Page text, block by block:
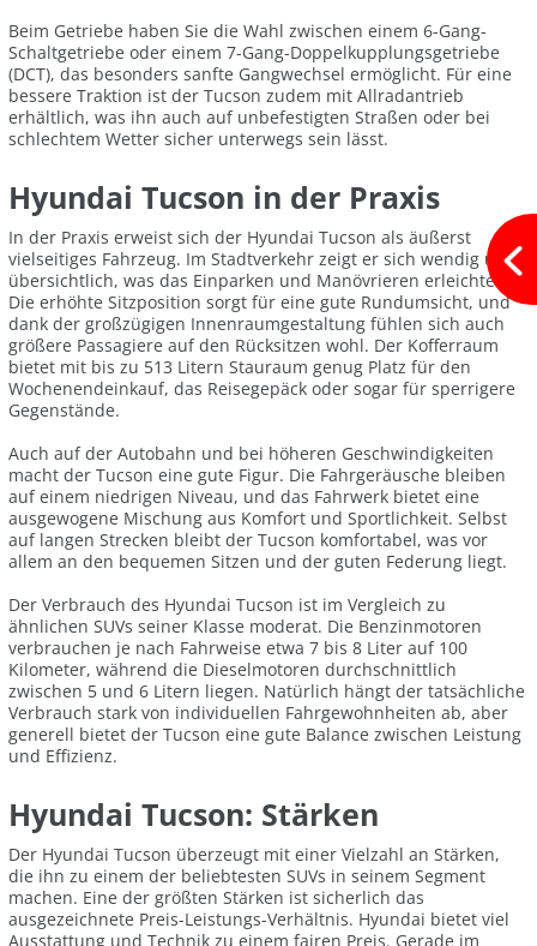
Beim Getriebe haben Sie die Wahl zwischen einem 6-Gang-
Schaltgetriebe oder einem 7-Gang-Doppelkupplungsgetriebe
(DCT), das besonders sanfte Gangwechsel ermöglicht. Für eine
bessere Traktion ist der Tucson zudem mit Allradantrieb
erhältlich, was ihn auch auf unbefestigten Straßen oder bei
schlechtem Wetter sicher unterwegs sein lässt.
Hyundai Tucson in der Praxis
In der Praxis erweist sich der Hyundai Tucson als äußerst
vielseitiges Fahrzeug. Im Stadtverkehr zeigt er sich wendig und
übersichtlich, was das Einparken und Manövrieren erleichtert.
Die erhöhte Sitzposition sorgt für eine gute Rundumsicht, und
dank der großzügigen Innenraumgestaltung fühlen sich auch
größere Passagiere auf den Rücksitzen wohl. Der Kofferraum
bietet mit bis zu 513 Litern Stauraum genug Platz für den
Wochenendeinkauf, das Reisegepäck oder sogar für sperrigere
Gegenstände.
Auch auf der Autobahn und bei höheren Geschwindigkeiten
macht der Tucson eine gute Figur. Die Fahrgeräusche bleiben
auf einem niedrigen Niveau, und das Fahrwerk bietet eine
ausgewogene Mischung aus Komfort und Sportlichkeit. Selbst
auf langen Strecken bleibt der Tucson komfortabel, was vor
allem an den bequemen Sitzen und der guten Federung liegt.
Der Verbrauch des Hyundai Tucson ist im Vergleich zu
ähnlichen SUVs seiner Klasse moderat. Die Benzinmotoren
verbrauchen je nach Fahrweise etwa 7 bis 8 Liter auf 100
Kilometer, während die Dieselmotoren durchschnittlich
zwischen 5 und 6 Litern liegen. Natürlich hängt der tatsächliche
Verbrauch stark von individuellen Fahrgewohnheiten ab, aber
generell bietet der Tucson eine gute Balance zwischen Leistung
und Effizienz.
Hyundai Tucson: Stärken
Der Hyundai Tucson überzeugt mit einer Vielzahl an Stärken,
die ihn zu einem der beliebtesten SUVs in seinem Segment
machen. Eine der größten Stärken ist sicherlich das
ausgezeichnete Preis-Leistungs-Verhältnis. Hyundai bietet viel
Ausstattung und Technik zu einem fairen Preis. Gerade im